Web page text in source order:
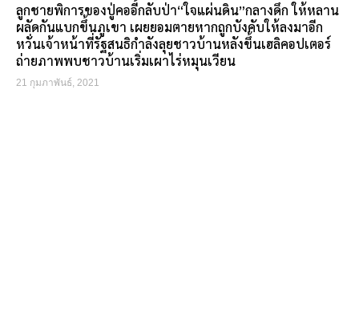
ลูกชายพิการของปู่คออี้กลับป่า“ใจแผ่นดิน”กลางดึก ให้หลาน
ผลัดกันแบกขึ้นภูเขา เผยยอมตายหากถูกบังคับให้ลงมาอีก
หวั่นเจ้าหน้าที่รัฐสนธิกำลังลุยชาวบ้านหลังขึ้นเฮลิคอปเตอร์
ถ่ายภาพพบชาวบ้านเริ่มเผาไร่หมุนเวียน
21 กุมภาพันธ์, 2021